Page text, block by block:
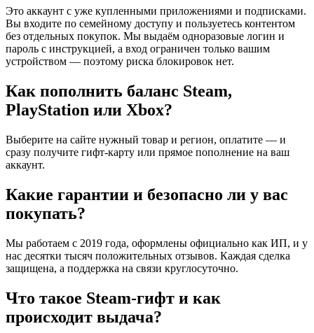
Это аккаунт с уже купленными приложениями и подписками.
Вы входите по семейному доступу и пользуетесь контентом
без отдельных покупок. Мы выдаём одноразовые логин и
пароль с инструкцией, а вход ограничен только вашим
устройством — поэтому риска блокировок нет.
Как пополнить баланс Steam,
PlayStation или Xbox?
Выберите на сайте нужный товар и регион, оплатите — и
сразу получите гифт-карту или прямое пополнение на ваш
аккаунт.
Какие гарантии и безопасно ли у вас
покупать?
Мы работаем с 2019 года, оформлены официально как ИП, и у
нас десятки тысяч положительных отзывов. Каждая сделка
защищена, а поддержка на связи круглосуточно.
Что такое Steam-гифт и как
происходит выдача?